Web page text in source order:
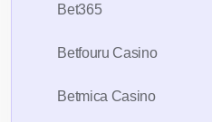
Bet365
Betfouru Casino
Betmica Casino